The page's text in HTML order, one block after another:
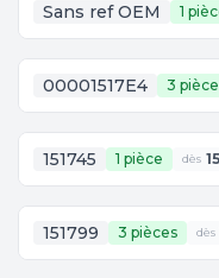
Sans ref OEM 1
00001517E4 3
151745 1 pièce dès
151799 3 pièces dès